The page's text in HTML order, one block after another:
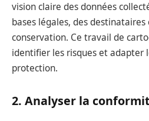
vision claire des données
bases légales, des
conservation. Ce travail de
identifier les risques et adapter
protection.
2. Analyser la